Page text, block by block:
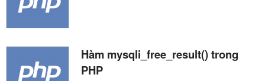
Hàm mysqli_free_result() trong
PHP